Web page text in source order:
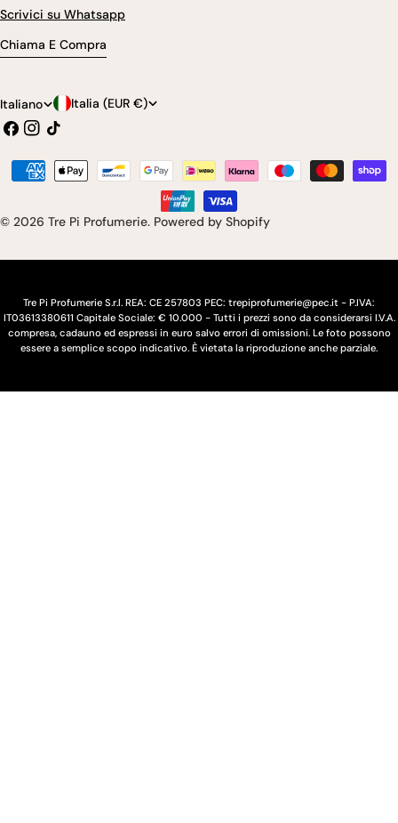
Scrivici su Whatsapp
Chiama E Compra
L
i
n
u
Italiano
P
a
e
s
e
e
g
o
Italia (EUR €)
Facebook
Instagram
Tic
© 2026 Tre Pi Profumerie. Powered by Shopify
Modalità
Tre Pi Profumerie S.r.l. REA: CE 257803 PEC: trepiprofumerie@pec.it - P.IVA:
IT03613380611 Capitale Sociale: € 10.000 - Tutti i prezzi sono da considerarsi I.V.A.
compresa, cadauno ed espressi in euro salvo errori di omissioni. Le foto possono
essere a semplice scopo indicativo. È vietata la riproduzione anche parziale.